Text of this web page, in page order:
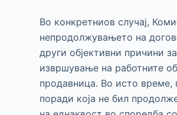
Во конкретниов случај,
непродолжувањето на
други објективни причини
извршување на работните
продавница. Во исто време,
поради која не бил